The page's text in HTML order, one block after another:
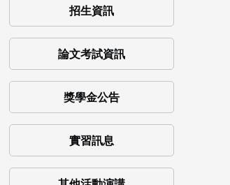
招生資訊
論文考試資訊
獎學金公告
實習訊息